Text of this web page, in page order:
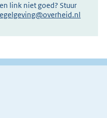
link niet goed? Stuur